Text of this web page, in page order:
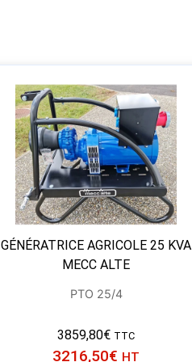
GÉNÉRATRICE AGRICOLE 25 KVA
MECC ALTE
PTO 25/4
3859,80€ TTC
3216,50€ HT